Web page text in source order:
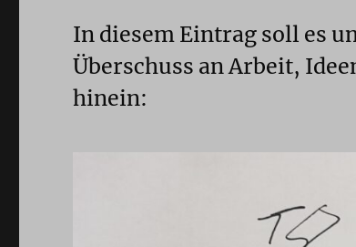
In diesem Eintrag soll es
Überschuss an Arbeit,
hinein: